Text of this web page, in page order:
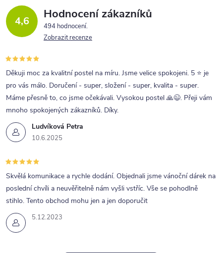
4,6 Hodnocení zákazníků
494 hodnocení
Zobrazit recenze
Ludvíková Petra
10.6.2025
Děkuji moc za kvalitní postel na míru. Jsme velice spokojeni. 5 ⭐ je
pro vás málo. Doručení - super, složení - super, kvalita - super.
Máme přesně to, co jsme očekávali. Vysokou postel 🙏😉. Přeji vám
mnoho spokojených zákazníků. Díky.
5.12.2023
Skvělá komunikace a rychle dodání. Objednali jsme vánoční dárek na
poslední chvíli a neuvěřitelně nám vyšli vstříc. Vše se pohodlně
stihlo. Tento obchod mohu jen a jen doporučit